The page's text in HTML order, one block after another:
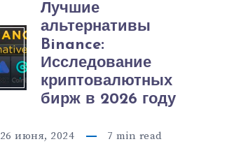
Лучшие
альтернативы
Binance:
Исследование
криптовалютных
бирж в 2026 году
26 июня, 2024 7 min read